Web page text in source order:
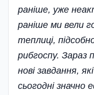
раніше, уже
раніше ми вели
теплиці,
рибгоспу. Зараз
нові завдання,
сьогодні